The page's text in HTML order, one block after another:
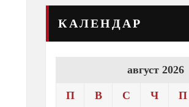
КАЛЕНДАР
август 2026
П В С Ч П